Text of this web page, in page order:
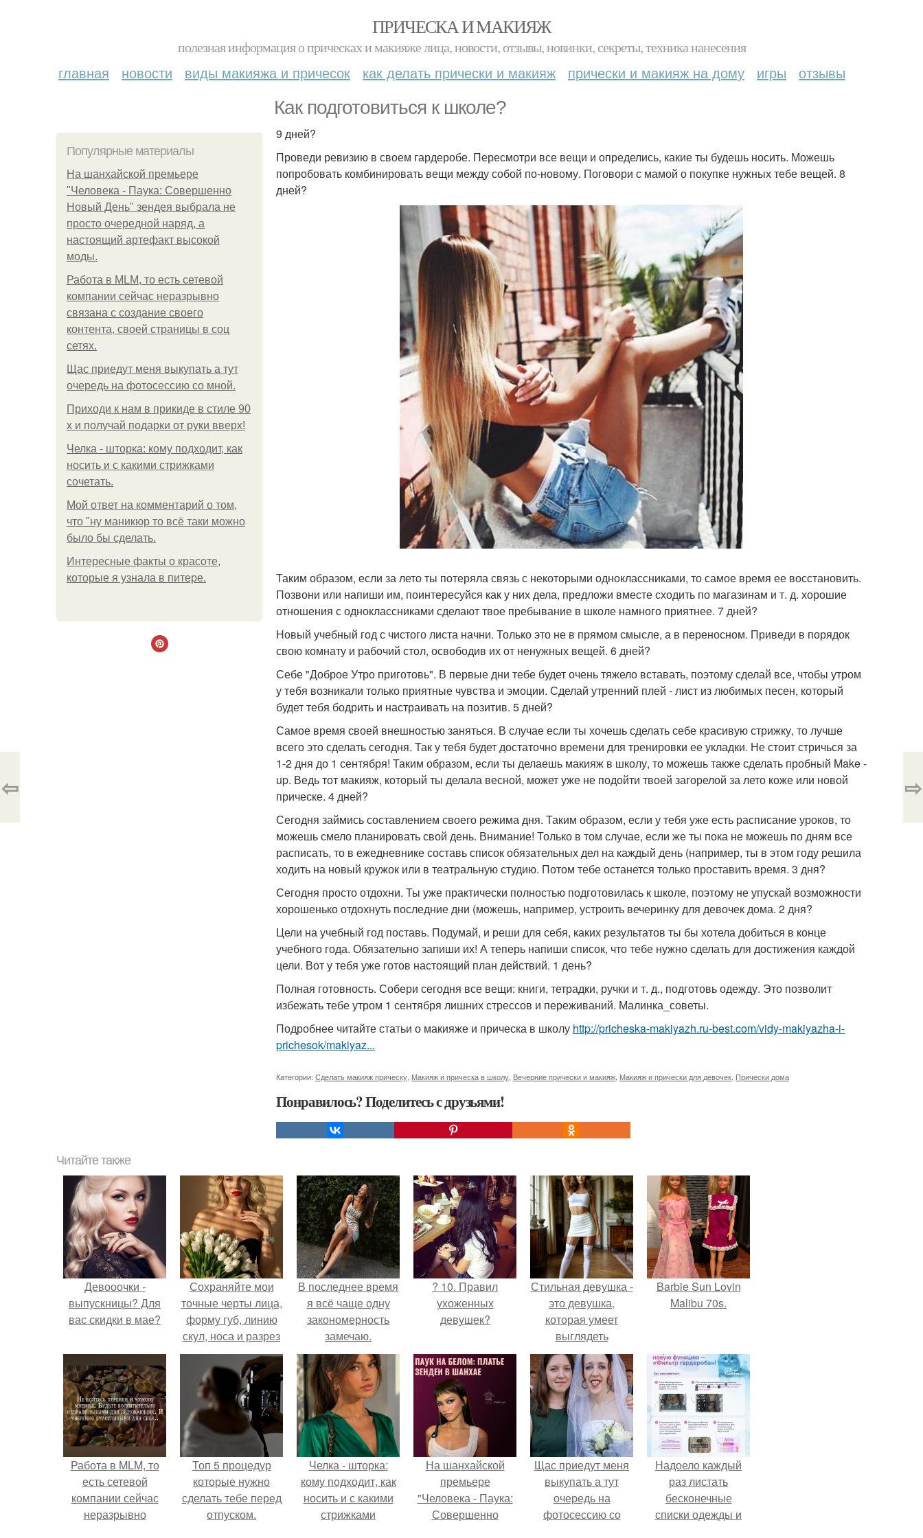
ПРИЧЕСКА И МАКИЯЖ
полезная информация о прическах и макияже лица, новости, отзывы, новинки, секреты, техника нанесения
главная новости виды макияжа и причесок как делать прически и макияж прически и макияж на дому игры отзывы
Как подготовиться к школе?
Популярные материалы
На шанхайской премьере
"Человека - Паука: Совершенно
Новый День" зендея выбрала не
просто очередной наряд, а
настоящий артефакт высокой
моды.
Работа в MLM, то есть сетевой
компании сейчас неразрывно
связана с создание своего
контента, своей страницы в соц
сетях.
Щас приедут меня выкупать а тут
очередь на фотосессию со мной.
Приходи к нам в прикиде в стиле 90
х и получай подарки от руки вверх!
Челка - шторка: кому подходит, как
носить и с какими стрижками
сочетать.
Мой ответ на комментарий о том,
что "ну маникюр то всё таки можно
было бы сделать.
Интересные факты о красоте,
которые я узнала в питере.
9 дней?
Проведи ревизию в своем гардеробе. Пересмотри все вещи и определись, какие ты будешь носить. Можешь
попробовать комбинировать вещи между собой по-новому. Поговори с мамой о покупке нужных тебе вещей. 8
дней?
Таким образом, если за лето ты потеряла связь с некоторыми одноклассниками, то самое время ее восстановить.
Позвони или напиши им, поинтересуйся как у них дела, предложи вместе сходить по магазинам и т. д. хорошие
отношения с одноклассниками сделают твое пребывание в школе намного приятнее. 7 дней?
Новый учебный год с чистого листа начни. Только это не в прямом смысле, а в переносном. Приведи в порядок
свою комнату и рабочий стол, освободив их от ненужных вещей. 6 дней?
Себе "Доброе Утро приготовь". В первые дни тебе будет очень тяжело вставать, поэтому сделай все, чтобы утром
у тебя возникали только приятные чувства и эмоции. Сделай утренний плей - лист из любимых песен, который
будет тебя бодрить и настраивать на позитив. 5 дней?
Самое время своей внешностью заняться. В случае если ты хочешь сделать себе красивую стрижку, то лучше
всего это сделать сегодня. Так у тебя будет достаточно времени для тренировки ее укладки. Не стоит стричься за
1-2 дня до 1 сентября! Таким образом, если ты делаешь макияж в школу, то можешь также сделать пробный Make -
up. Ведь тот макияж, который ты делала весной, может уже не подойти твоей загорелой за лето коже или новой
прическе. 4 дней?
Сегодня займись составлением своего режима дня. Таким образом, если у тебя уже есть расписание уроков, то
можешь смело планировать свой день. Внимание! Только в том случае, если же ты пока не можешь по дням все
расписать, то в ежедневнике составь список обязательных дел на каждый день (например, ты в этом году решила
ходить на новый кружок или в театральную студию. Потом тебе останется только проставить время. 3 дня?
Сегодня просто отдохни. Ты уже практически полностью подготовилась к школе, поэтому не упускай возможности
хорошенько отдохнуть последние дни (можешь, например, устроить вечеринку для девочек дома. 2 дня?
Цели на учебный год поставь. Подумай, и реши для себя, каких результатов ты бы хотела добиться в конце
учебного года. Обязательно запиши их! А теперь напиши список, что тебе нужно сделать для достижения каждой
цели. Вот у тебя уже готов настоящий план действий. 1 день?
Полная готовность. Собери сегодня все вещи: книги, тетрадки, ручки и т. д., подготовь одежду. Это позволит
избежать тебе утром 1 сентября лишних стрессов и переживаний. Малинка_советы.
Подробнее читайте статьи о макияже и прическа в школу http://pricheska-makiyazh.ru-best.com/vidy-makiyazha-i-
prichesok/makiyaz...
Категории: Сделать макияж прическу Макияж и прическа в школу Вечерние прически и макияж Макияж и прически для девочек Прически дома
Понравилось? Поделитесь с друзьями!
⇦ ⇨
Читайте также
Девооочки -
выпускницы? Для
вас скидки в мае?
Сохраняйте мои
точные черты лица,
форму губ, линию
скул, носа и разрез
глаз.
В последнее время
я всё чаще одну
закономерность
замечаю.
? 10. Правил
ухоженных
девушек?
Стильная девушка -
это девушка,
которая умеет
выглядеть
привлекательно и
элегантно в любои
ситуации.
Barbie Sun Lovin
Malibu 70s.
Работа в MLM, то
есть сетевой
компании сейчас
неразрывно
Топ 5 процедур
которые нужно
сделать тебе перед
отпуском.
Челка - шторка:
кому подходит, как
носить и с какими
стрижками
На шанхайской
премьере
"Человека - Паука:
Совершенно
Щас приедут меня
выкупать а тут
очередь на
фотосессию со
Надоело каждый
раз листать
бесконечные
списки одежды и